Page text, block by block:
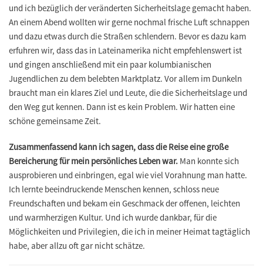
und ich bezüglich der veränderten Sicherheitslage gemacht haben.
An einem Abend wollten wir gerne nochmal frische Luft schnappen
und dazu etwas durch die Straßen schlendern. Bevor es dazu kam
erfuhren wir, dass das in Lateinamerika nicht empfehlenswert ist
und gingen anschließend mit ein paar kolumbianischen
Jugendlichen zu dem belebten Marktplatz. Vor allem im Dunkeln
braucht man ein klares Ziel und Leute, die die Sicherheitslage und
den Weg gut kennen. Dann ist es kein Problem. Wir hatten eine
schöne gemeinsame Zeit.
Zusammenfassend kann ich sagen, dass die Reise eine große
Bereicherung für mein persönliches Leben war. Man konnte sich
ausprobieren und einbringen, egal wie viel Vorahnung man hatte.
Ich lernte beeindruckende Menschen kennen, schloss neue
Freundschaften und bekam ein Geschmack der offenen, leichten
und warmherzigen Kultur. Und ich wurde dankbar, für die
Möglichkeiten und Privilegien, die ich in meiner Heimat tagtäglich
habe, aber allzu oft gar nicht schätze.